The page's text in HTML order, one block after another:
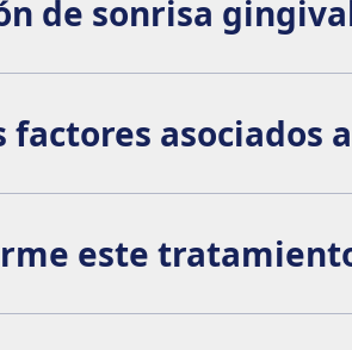
de sonrisa
factores
este